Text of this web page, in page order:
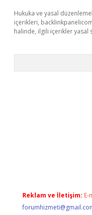
Hukuka ve yasal
içerikleri,
halinde, ilgili içerikler yasal
Reklam ve İletişim: E-